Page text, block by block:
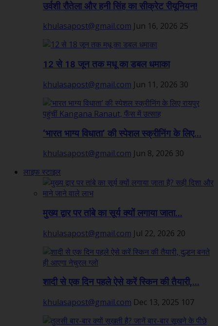
उर्वशी रौतेला और हनी सिंह का सीक्रेट रीयूनियन!
khulasapost@gmail.com Jun 16, 2026 25
12 से 18 जून तक मधू का डबल धमाका
khulasapost@gmail.com Jun 11, 2026 30
‘भारत भाग्य विधाता’ की स्पेशल स्क्रीनिंग के लिए...
khulasapost@gmail.com Jun 8, 2026 30
लाइफ स्टाइल
मुख्य द्वार पर तांबे का सूर्य क्यों लगाया जाता...
khulasapost@gmail.com Jul 22, 2026 20
शादी से एक दिन पहले ऐसे करें स्किन की तैयारी,...
khulasapost@gmail.com Dec 13, 2025 107